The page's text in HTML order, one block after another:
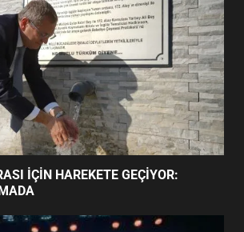
BURHANİYE BELEDİYESPOR’DA
YENİ YÖNETİM NASIL
ŞEKİLLENDİ?
AYVALIK SU MİRASI İÇİN
HAREKETE GEÇİYOR: GÖZLER
BULUŞMADA